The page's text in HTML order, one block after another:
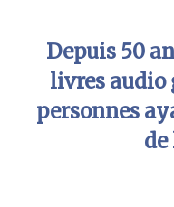
Depuis 50
livres audio
personnes